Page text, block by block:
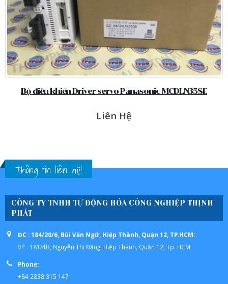
Bộ điều khiển Driver servo Panasonic MCDLN35SE
Liên Hệ
Thông tin liên hệ!
CÔNG TY TNHH TỰ ĐỘNG HÓA CÔNG NGHIỆP THỊNH
PHÁT
ĐC : 184/20/6, Bùi Văn Ngữ, Hiệp Thành, Quận 12, TP.HCM:
VP : 181/4B, Nguyễn Thị Đặng, Hiệp Thành, Quận 12, Tp. HCM
Phone:
+84 2838 315 147